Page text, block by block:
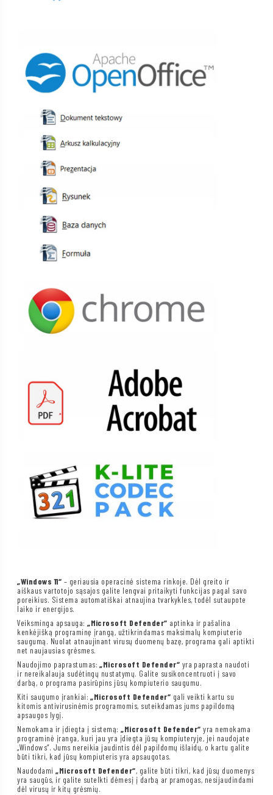
„Windows 11“ – geriausia operacinė sistema rinkoje. Dėl greito ir
aiškaus vartotojo sąsajos galite lengvai pritaikyti funkcijas pagal savo
poreikius. Sistema automatiškai atnaujina tvarkykles, todėl sutaupote
laiko ir energijos.
Veiksminga apsauga:„Microsoft Defender“ aptinka ir pašalina
kenkėjišką programinę įrangą, užtikrindamas maksimalų kompiuterio
saugumą. Nuolat atnaujinant virusų duomenų bazę, programa gali aptikti
net naujausias grėsmes.
Naudojimo paprastumas:„Microsoft Defender“ yra paprasta naudoti
ir nereikalauja sudėtingų nustatymų. Galite susikoncentruoti į savo
darbą, o programa pasirūpins jūsų kompiuterio saugumu.
Kiti saugumo įrankiai:„Microsoft Defender“ gali veikti kartu su
kitomis antivirusinėmis programomis, suteikdamas jums papildomą
apsaugos lygį.
Nemokama ir įdiegta į sistemą:„Microsoft Defender“ yra nemokama
programinė įranga, kuri jau yra įdiegta jūsų kompiuteryje, jei naudojate
„Windows“. Jums nereikia jaudintis dėl papildomų išlaidų, o kartu galite
būti tikri, kad jūsų kompiuteris yra apsaugotas.
Naudodami„Microsoft Defender“, galite būti tikri, kad jūsų duomenys
yra saugūs, ir galite sutelkti dėmesį į darbą ar pramogas, nesijaudindami
dėl virusų ir kitų grėsmių.